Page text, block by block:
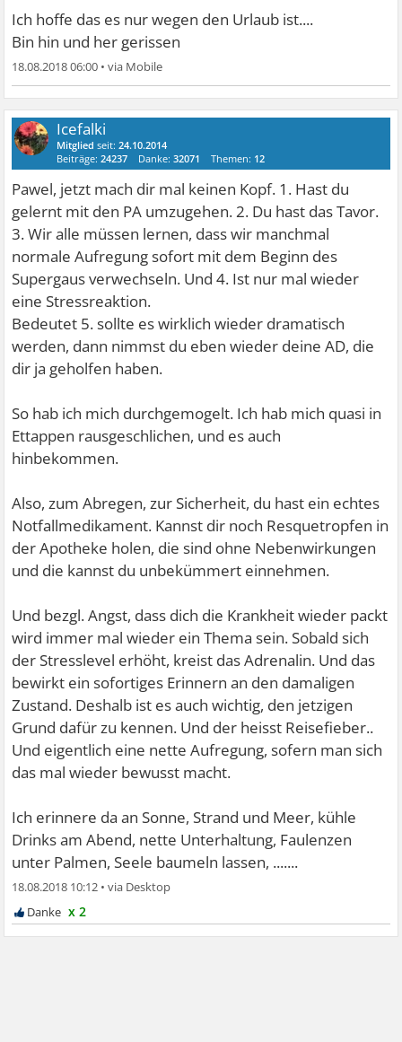
Allerdings nie frei von diesen Erinnerungen, nie gänzlich
frei von Erwartungsängsten. Aber damit kann man auch
leben. Du schaffst das auch.
Ich hoffe das es nur wegen den Urlaub ist....
Bin hin und her gerissen
18.08.2018 06:00 •
Icefalki
Mitglied seit:24.10.2014
Beiträge:24237 Danke:32071 Themen: 12
Pawel, jetzt mach dir mal keinen Kopf. 1. Hast du
gelernt mit den PA umzugehen. 2. Du hast das Tavor.
3. Wir alle müssen lernen, dass wir manchmal
normale Aufregung sofort mit dem Beginn des
Supergaus verwechseln. Und 4. Ist nur mal wieder
eine Stressreaktion.
Bedeutet 5. sollte es wirklich wieder dramatisch
werden, dann nimmst du eben wieder deine AD, die
dir ja geholfen haben.
So hab ich mich durchgemogelt. Ich hab mich quasi in
Ettappen rausgeschlichen, und es auch
hinbekommen.
Also, zum Abregen, zur Sicherheit, du hast ein echtes
Notfallmedikament. Kannst dir noch Resquetropfen in
der Apotheke holen, die sind ohne Nebenwirkungen
und die kannst du unbekümmert einnehmen.
Und bezgl. Angst, dass dich die Krankheit wieder packt
wird immer mal wieder ein Thema sein. Sobald sich
der Stresslevel erhöht, kreist das Adrenalin. Und das
bewirkt ein sofortiges Erinnern an den damaligen
Zustand. Deshalb ist es auch wichtig, den jetzigen
Grund dafür zu kennen. Und der heisst Reisefieber..
Und eigentlich eine nette Aufregung, sofern man sich
das mal wieder bewusst macht.
Ich erinnere da an Sonne, Strand und Meer, kühle
Drinks am Abend, nette Unterhaltung, Faulenzen
unter Palmen, Seele baumeln lassen, .......
18.08.2018 10:12 •
x 2